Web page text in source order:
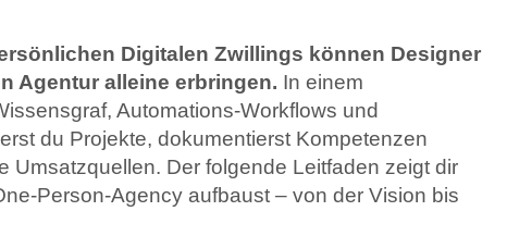
Digitalen Zwillings können Designer
Agentur alleine erbringen. In einem
Automations-Workflows und
du Projekte, dokumentierst Kompetenzen
Umsatzquellen. Der folgende Leitfaden zeigt dir
Person-Agency aufbaust – von der Vision bis